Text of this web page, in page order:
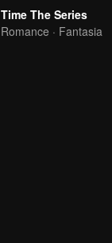
Time The Series
Romance · Fantasia